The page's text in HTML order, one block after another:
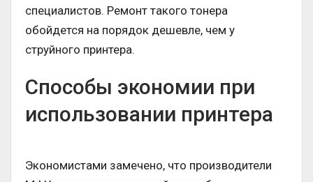
специалистов. Ремонт такого тонера
обойдется на порядок дешевле, чем у
струйного принтера.
Способы экономии при
использовании принтера
Экономистами замечено, что производители